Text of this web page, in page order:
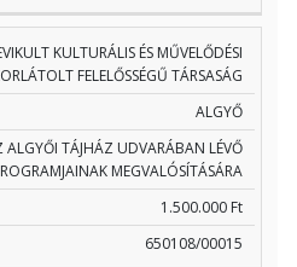
KULTURÁLIS ÉS MŰVELŐDÉSI
FELELŐSSÉGŰ TÁRSASÁG
ALGYŐ
ALGYŐI TÁJHÁZ UDVARÁBAN LÉVŐ
MEGVALÓSÍTÁSÁRA
1.500.000 Ft
650108/00015